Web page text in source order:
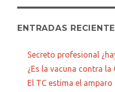
ENTRADAS
Secreto profesional
¿Es la vacuna contra
El TC estima el